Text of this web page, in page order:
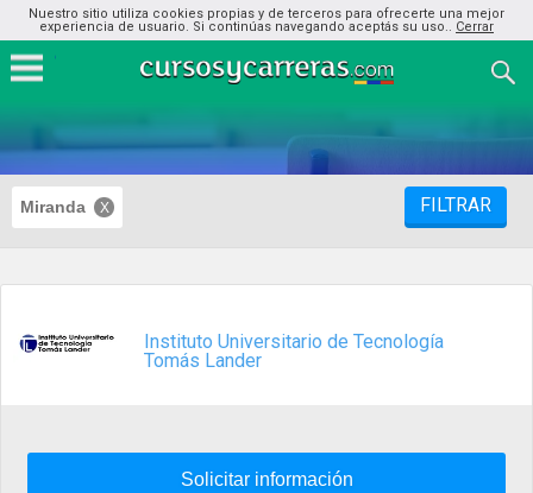
Nuestro sitio utiliza cookies propias y de terceros para ofrecerte una mejor
experiencia de usuario. Si continúas navegando aceptás su uso.. Cerrar
Miranda FILTRAR
Instituto Universitario de Tecnología
Tomás Lander
Solicitar información